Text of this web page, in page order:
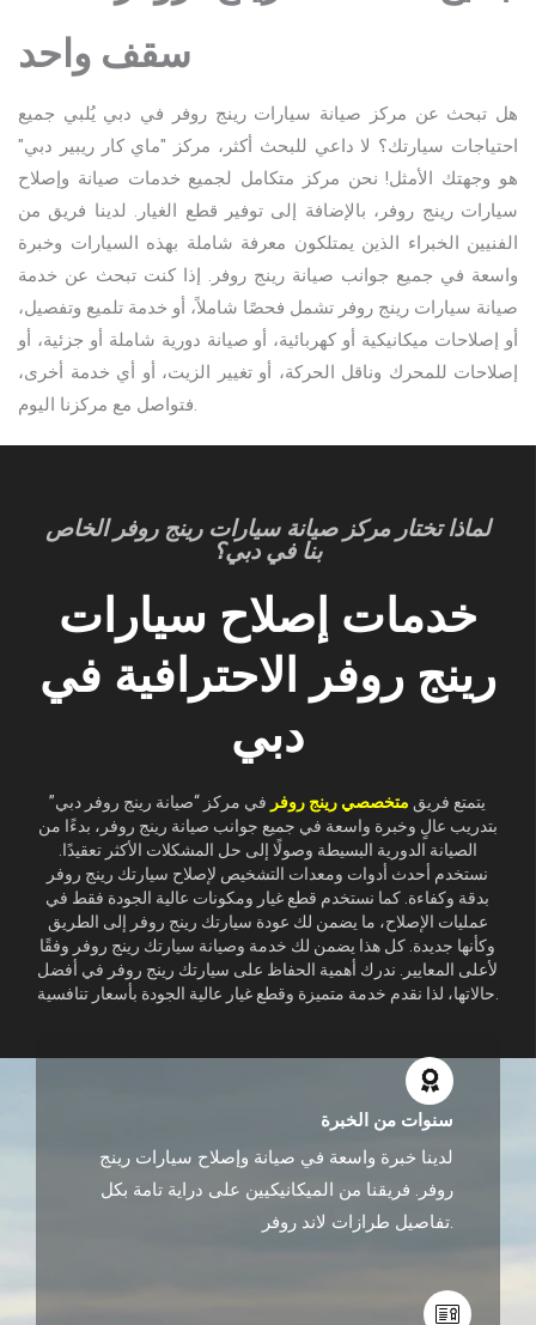
سقف واحد
هل تبحث عن مركز صيانة سيارات رينج روفر في دبي يُلبي جميع
احتياجات سيارتك؟ لا داعي للبحث أكثر، مركز "ماي كار ريبير دبي"
هو وجهتك الأمثل! نحن مركز متكامل لجميع خدمات صيانة وإصلاح
سيارات رينج روفر، بالإضافة إلى توفير قطع الغيار. لدينا فريق من
الفنيين الخبراء الذين يمتلكون معرفة شاملة بهذه السيارات وخبرة
واسعة في جميع جوانب صيانة رينج روفر. إذا كنت تبحث عن خدمة
صيانة سيارات رينج روفر تشمل فحصًا شاملاً، أو خدمة تلميع وتفصيل،
أو إصلاحات ميكانيكية أو كهربائية، أو صيانة دورية شاملة أو جزئية، أو
إصلاحات للمحرك وناقل الحركة، أو تغيير الزيت، أو أي خدمة أخرى،
فتواصل مع مركزنا اليوم.
لماذا تختار مركز صيانة سيارات رينج روفر الخاص
بنا في دبي؟
خدمات إصلاح سيارات
رينج روفر الاحترافية في
دبي
يتمتع فريق متخصصي رينج روفر في مركز “صيانة رينج روفر دبي”
بتدريب عالٍ وخبرة واسعة في جميع جوانب صيانة رينج روفر، بدءًا من
الصيانة الدورية البسيطة وصولًا إلى حل المشكلات الأكثر تعقيدًا.
نستخدم أحدث أدوات ومعدات التشخيص لإصلاح سيارتك رينج روفر
بدقة وكفاءة. كما نستخدم قطع غيار ومكونات عالية الجودة فقط في
عمليات الإصلاح، ما يضمن لك عودة سيارتك رينج روفر إلى الطريق
وكأنها جديدة. كل هذا يضمن لك خدمة وصيانة سيارتك رينج روفر وفقًا
لأعلى المعايير. ندرك أهمية الحفاظ على سيارتك رينج روفر في أفضل
سنوات من الخبرة
لدينا خبرة واسعة في صيانة وإصلاح سيارات رينج
روفر. فريقنا من الميكانيكيين على دراية تامة بكل
تفاصيل طرازات لاند روفر.